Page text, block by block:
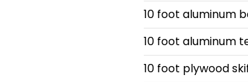
10 foot aluminum
10 foot aluminum
10 foot plywood